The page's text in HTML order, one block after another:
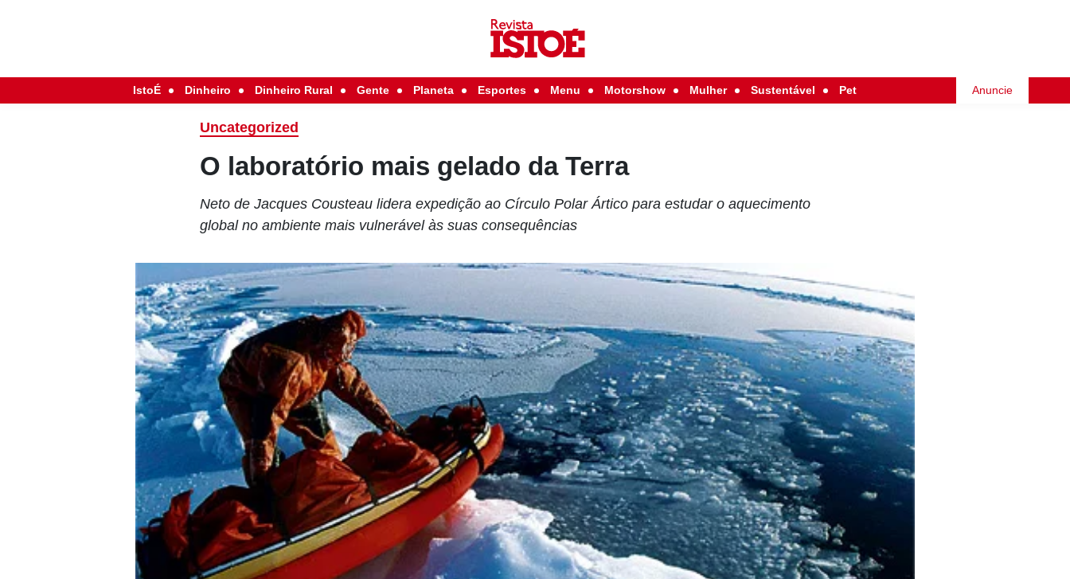
IstoÉ Dinheiro Dinheiro Rural Gente Planeta Esportes Menu Motorshow Mulher Sustentável Pet Anuncie
Uncategorized
O laboratório mais gelado da Terra
Neto de Jacques Cousteau lidera expedição ao Círculo Polar Ártico para estudar o aquecimento
global no ambiente mais vulnerável às suas consequências